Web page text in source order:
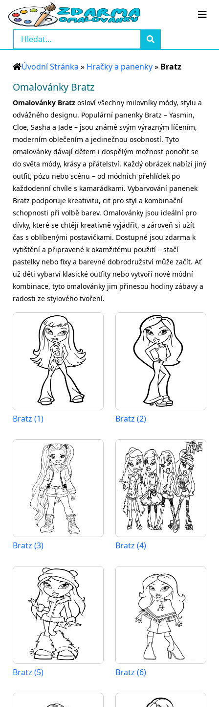
Úvodní Stránka » Hračky a panenky» Bratz
Omalovánky Bratz
Omalovánky Bratz osloví všechny milovníky módy, stylu a
odvážného designu. Populární panenky Bratz – Yasmin,
Cloe, Sasha a Jade – jsou známé svým výrazným líčením,
moderním oblečením a jedinečnou osobností. Tyto
omalovánky dávají dětem i dospělým možnost ponořit se
do světa módy, krásy a přátelství. Každý obrázek nabízí jiný
outfit, pózu nebo scénu – od módních přehlídek po
každodenní chvíle s kamarádkami. Vybarvování panenek
Bratz podporuje kreativitu, cit pro styl a kombinační
schopnosti při volbě barev. Omalovánky jsou ideální pro
dívky, které se chtějí kreativně vyjádřit, a zároveň si užít
čas s oblíbenými postavičkami. Dostupné jsou zdarma k
vytištění a připravené k okamžitému použití – stačí
pastelky nebo fixy a barevné dobrodružství může začít. Ať
už děti vybarví klasické outfity nebo vytvoří nové módní
kombinace, tyto omalovánky jim přinesou hodiny zábavy a
radosti ze stylového tvoření.
Bratz (1) Bratz (2)
Bratz (3) Bratz (4)
Bratz (5) Bratz (6)